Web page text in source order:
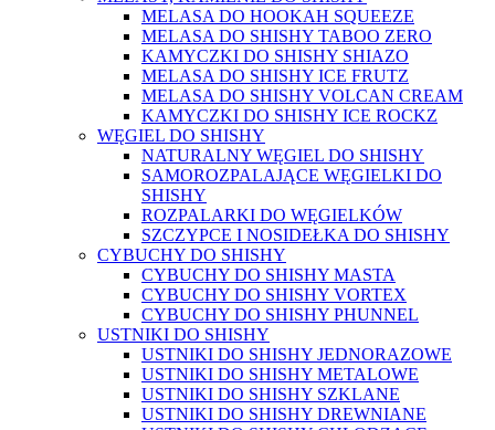
MELASA DO HOOKAH SQUEEZE
MELASA DO SHISHY TABOO ZERO
KAMYCZKI DO SHISHY SHIAZO
MELASA DO SHISHY ICE FRUTZ
MELASA DO SHISHY VOLCAN CREAM
KAMYCZKI DO SHISHY ICE ROCKZ
WĘGIEL DO SHISHY
NATURALNY WĘGIEL DO SHISHY
SAMOROZPALAJĄCE WĘGIELKI DO
SHISHY
ROZPALARKI DO WĘGIELKÓW
SZCZYPCE I NOSIDEŁKA DO SHISHY
CYBUCHY DO SHISHY
CYBUCHY DO SHISHY MASTA
CYBUCHY DO SHISHY VORTEX
CYBUCHY DO SHISHY PHUNNEL
USTNIKI DO SHISHY
USTNIKI DO SHISHY JEDNORAZOWE
USTNIKI DO SHISHY METALOWE
USTNIKI DO SHISHY SZKLANE
USTNIKI DO SHISHY DREWNIANE